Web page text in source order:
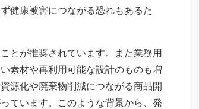
健康被害につながる恐れもあるた
とが推奨されています。また業務用
素材や再利用可能な設計のものも増
源化や廃棄物削減につながる商品開
ています。このような背景から、発